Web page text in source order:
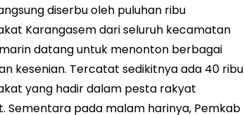
diserbu oleh puluhan ribu
Karangasem dari seluruh kecamatan
datang untuk menonton berbagai
kesenian. Tercatat sedikitnya ada 40 ribu
yang hadir dalam pesta rakyat
Sementara pada malam harinya, Pemkab